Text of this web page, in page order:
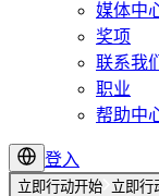
媒体中
奖项
联系我们
职业
帮助中
登入
立即行动开始 立即行